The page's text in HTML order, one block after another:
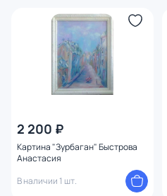
2 200 ₽
Картина "Зурбаган" Быстрова
Анастасия
В наличии 1 шт.